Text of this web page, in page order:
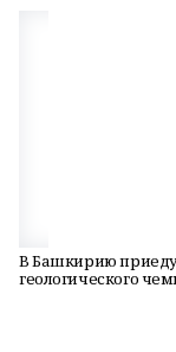
В Башкирию
геологического